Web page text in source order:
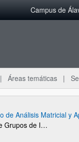
Campus de
Áreas temáticas
de Análisis Matricial y
yudas para las actividades de Grupos de Investigaci&oacute;n del Sistema Universitario Vasco (GIC10/169-IT361-10)